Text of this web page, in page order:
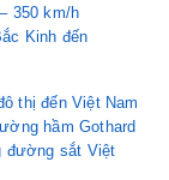
350 km/h
Kinh đến
thị đến Việt Nam
hầm Gothard
đường sắt Việt